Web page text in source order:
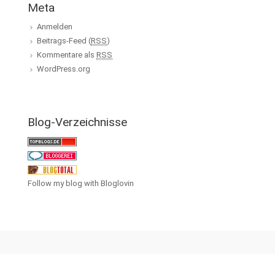
Meta
Anmelden
Beitrags-Feed (RSS)
Kommentare als RSS
WordPress.org
Blog-Verzeichnisse
Follow my blog with Bloglovin